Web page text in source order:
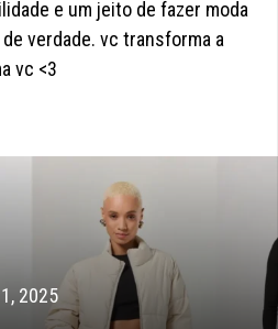
e um jeito de fazer moda
verdade. vc transforma a
vc <3
2025